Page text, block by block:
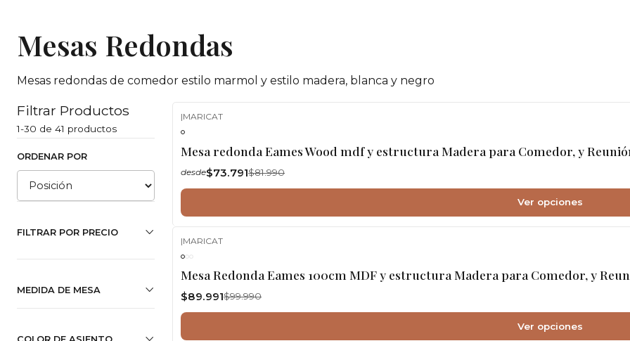
Mesas Redondas
Mesas redondas de comedor estilo marmol y estilo madera, blanca y negro
Filtrar Productos
1-30 de 41 productos
ORDENAR POR
FILTRAR POR PRECIO
MEDIDA DE MESA
|MARICAT
Mesa redonda Eames Wood mdf y estructura Madera para Comedor, y
desde$73.791$81.990
Ver opciones
|MARICAT
Mesa Redonda Eames 100cm MDF y estructura Madera para Comedor, y
$89.991$99.990
Ver opciones